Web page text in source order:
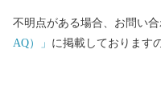
不明点がある場合、お問い
AQ）」 に掲載しております